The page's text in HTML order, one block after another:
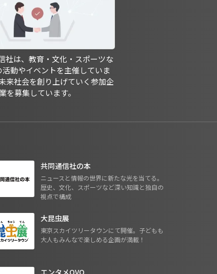
社は、教育・文化・スポーツな
活動やイベントを主催していま
来社会を創り上げていく参加企
業を募集しています。
共同通信社の本
ニュースと情報の世界に新たな光を当てる。
歴史、文化、スポーツなど深い知識と独自の
視点で構成
大昆虫展
東京スカイツリータウンにて開催。子どもも
大人もみんなで楽しめる企画が満載！
エンタメOVO